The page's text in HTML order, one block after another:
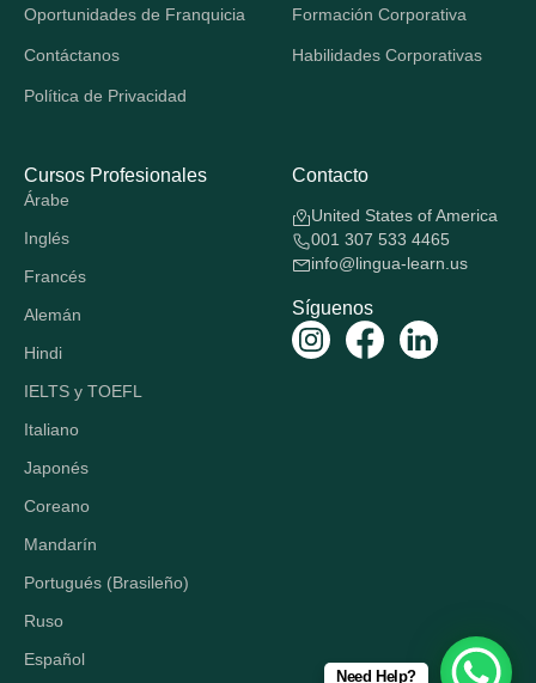
Oportunidades de Franquicia
Contáctanos
Política de Privacidad
Formación Corporativa
Habilidades Corporativas
Cursos Profesionales
Árabe
Inglés
Francés
Alemán
Hindi
IELTS y TOEFL
Italiano
Japonés
Coreano
Mandarín
Portugués (Brasileño)
Ruso
Español
Contacto
United States of America
001 307 533 4465
info@lingua-learn.us
Síguenos
Need Help?